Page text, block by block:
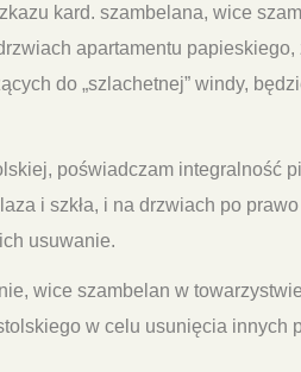
kard. szambelana, wice
apartamentu
do „szlachetnej” windy,
poświadczam integralność
i szkła, i na drzwiach po
usuwanie.
wice szambelan w
w celu usunięcia innych